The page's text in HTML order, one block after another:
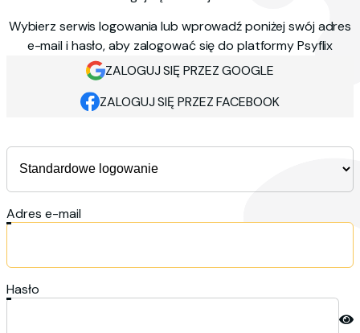
Wybierz serwis logowania lub wprowadź poniżej swój adres
e-mail i hasło, aby zalogować się do platformy Psyflix
ZALOGUJ SIĘ PRZEZ GOOGLE
ZALOGUJ SIĘ PRZEZ FACEBOOK
Adres e-mail
Hasło